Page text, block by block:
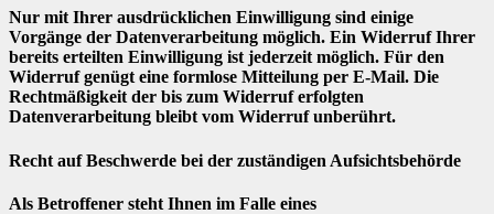
Nur mit Ihrer ausdrücklichen Einwilligung sind einige
Vorgänge der Datenverarbeitung möglich. Ein Widerruf Ihrer
bereits erteilten Einwilligung ist jederzeit möglich. Für den
Widerruf genügt eine formlose Mitteilung per E-Mail. Die
Rechtmäßigkeit der bis zum Widerruf erfolgten
Datenverarbeitung bleibt vom Widerruf unberührt.
Recht auf Beschwerde bei der zuständigen Aufsichtsbehörde
Als Betroffener steht Ihnen im Falle eines